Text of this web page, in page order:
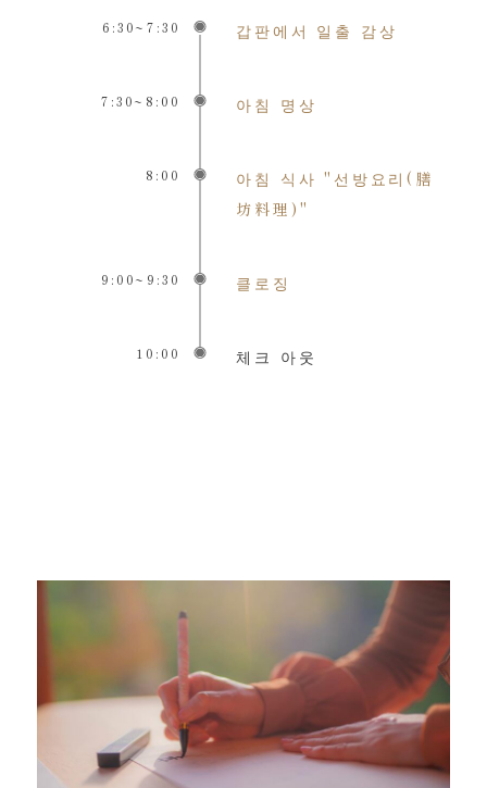
6:30~7:30 갑판에서 일출 감상
7:30~8:00 아침 명상
8:00
아침 식사 "선방요리(膳
坊料理)"
9:00~9:30 클로징
10:00 체크 아웃